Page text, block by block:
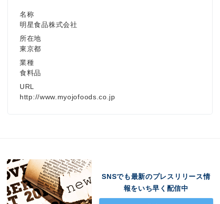
名称
明星食品株式会社
所在地
東京都
業種
食料品
URL
http://www.myojofoods.co.jp
SNSでも最新のプレスリリース情
報をいち早く配信中